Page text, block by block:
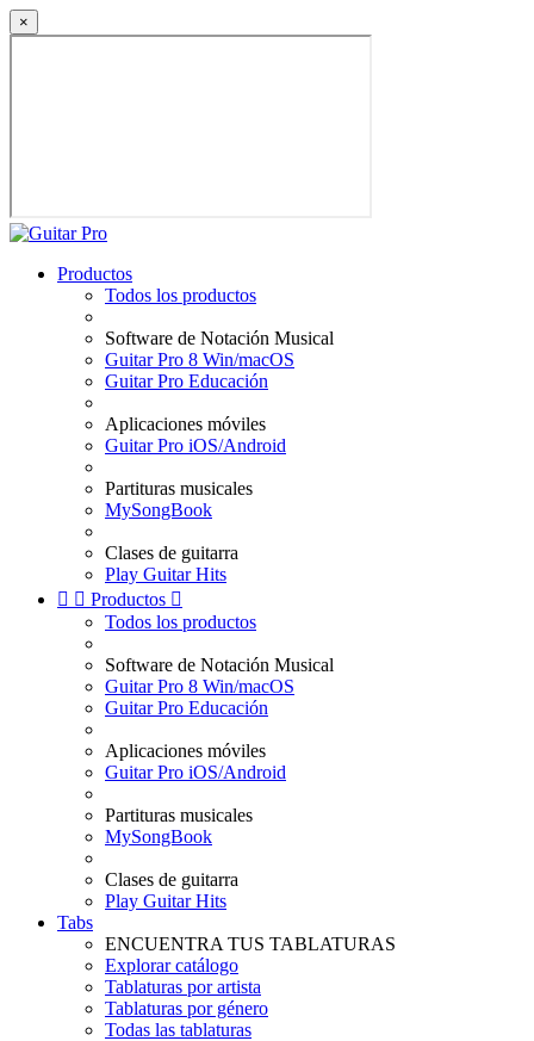
×
Productos
Todos los productos
Software de Notación Musical
Guitar Pro 8 Win/macOS
Guitar Pro Educación
Aplicaciones móviles
Guitar Pro iOS/Android
Partituras musicales
MySongBook
Clases de guitarra
Play Guitar Hits
  Productos 
Todos los productos
Software de Notación Musical
Guitar Pro 8 Win/macOS
Guitar Pro Educación
Aplicaciones móviles
Guitar Pro iOS/Android
Partituras musicales
MySongBook
Clases de guitarra
Play Guitar Hits
Tabs
ENCUENTRA TUS TABLATURAS
Explorar catálogo
Tablaturas por artista
Tablaturas por género
Todas las tablaturas